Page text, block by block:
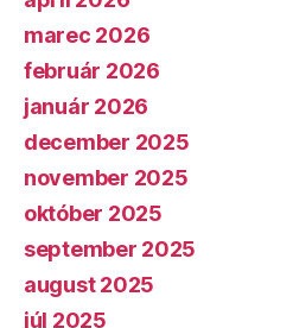
marec 2026
február 2026
január 2026
december 2025
november 2025
október 2025
september 2025
august 2025
júl 2025